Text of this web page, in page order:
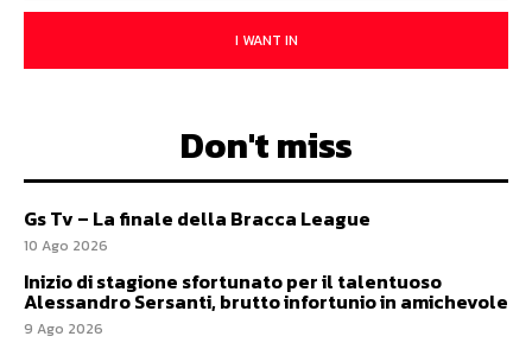
I WANT IN
Don't miss
Gs Tv – La finale della Bracca League
10 Ago 2026
Inizio di stagione sfortunato per il talentuoso
Alessandro Sersanti, brutto infortunio in amichevole
9 Ago 2026